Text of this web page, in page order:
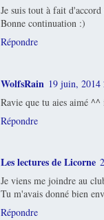
Je suis tout à fait
Bonne continuation :)
Répondre
WolfsRain 19 juin, 2014
Ravie que tu aies aimé
Répondre
Les lectures de Licorne
Je viens me joindre au
Tu m'avais donné bien
Répondre